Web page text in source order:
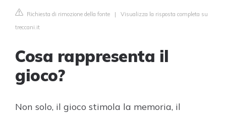
Richiesta di rimozione della fonte | Visualizza la risposta completa su
treccani.it
Cosa rappresenta il
gioco?
Non solo, il gioco stimola la memoria, il